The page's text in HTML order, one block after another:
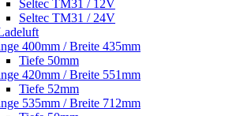
Seltec TM31 / 12V
Seltec TM31 / 24V
400mm / Breite 435mm
Tiefe 50mm
420mm / Breite 551mm
Tiefe 52mm
535mm / Breite 712mm